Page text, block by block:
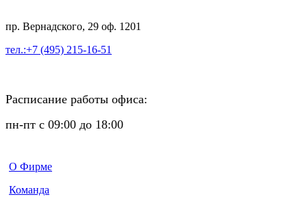
пр. Вернадского, 29 оф. 1201
тел.:+7 (495) 215-16-51
Расписание работы офиса:
пн-пт с 09:00 до 18:00
О Фирме
Команда